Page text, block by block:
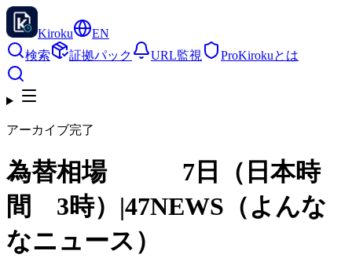
Kiroku
EN
検索
証拠パック URL監視 ProKirokuとは
アーカイブ完了
為替相場 7日（日本時
間 3時）|47NEWS（よんな
なニュース）